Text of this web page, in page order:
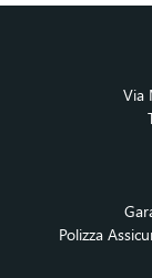
Via
Polizza